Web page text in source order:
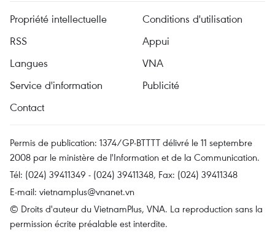
Propriété intellectuelle
Conditions d'utilisation
RSS
Appui
Langues
VNA
Service d'information
Publicité
Contact
Permis de publication: 1374/GP-BTTTT délivré le 11 septembre
2008 par le ministère de l'Information et de la Communication.
Tél: (024) 39411349 - (024) 39411348, Fax: (024) 39411348
E-mail: vietnamplus@vnanet.vn
© Droits d'auteur du VietnamPlus, VNA. La reproduction sans la
permission écrite préalable est interdite.